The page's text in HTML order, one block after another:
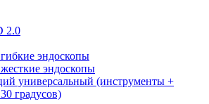
2.0
эндоскопы
эндоскопы
универсальный (инструменты +
градусов)